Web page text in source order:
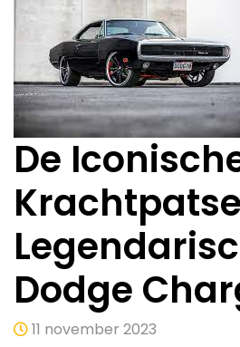
De
Dodge
11 november 2023